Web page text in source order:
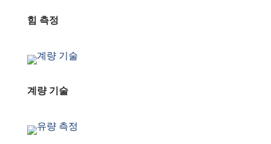
힘 측정
계량 기술